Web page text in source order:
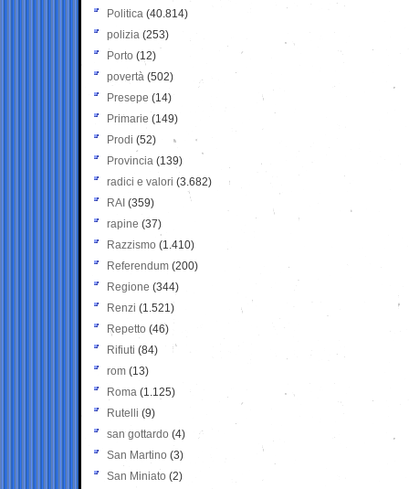
Politica (40.814)
polizia (253)
Porto (12)
povertà (502)
Presepe (14)
Primarie (149)
Prodi (52)
Provincia (139)
radici e valori (3.682)
RAI (359)
rapine (37)
Razzismo (1.410)
Referendum (200)
Regione (344)
Renzi (1.521)
Repetto (46)
Rifiuti (84)
rom (13)
Roma (1.125)
Rutelli (9)
san gottardo (4)
San Martino (3)
San Miniato (2)